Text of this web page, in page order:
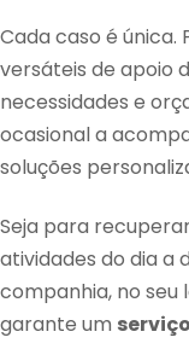
Cada caso é
versáteis de apoio
necessidades e
ocasional a
soluções
Seja para
atividades do dia a
companhia, no seu
garante um